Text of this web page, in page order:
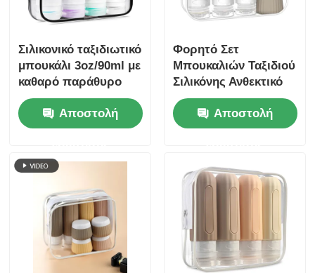
Σιλικονικό ταξιδιωτικό
μπουκάλι 3oz/90ml με
καθαρό παράθυρο
Αποστολή
Φορητό Σετ
Μπουκαλιών Ταξιδιού
Σιλικόνης Ανθεκτικό
σε Διαρροές με
Έγκριση TSA, 6
Τεμαχίων, Χωρίς BPA
Αποστολή